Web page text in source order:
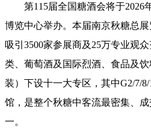
第115届全国糖酒会将于2026
博览中心举办。本届南京秋糖总
吸引3500家参展商及25万专业观
类、葡萄酒及国际烈酒、食品及
装）下设十一大专区，其中G2/7/
馆，是整个秋糖中客流最密集、
一。